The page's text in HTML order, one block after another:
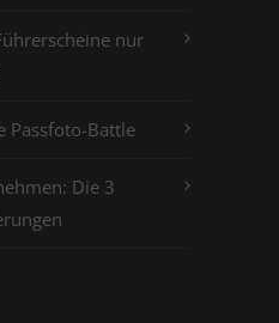
nur
Passfoto-Battle
Die 3